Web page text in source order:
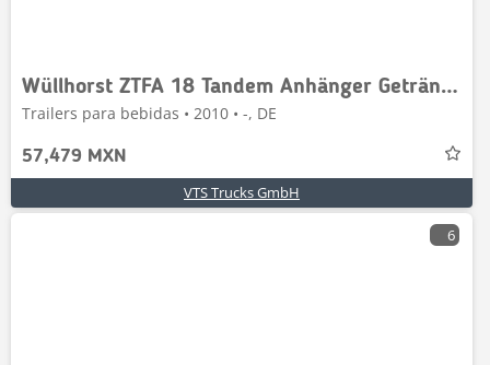
Wüllhorst ZTFA 18 Tandem Anhänger Getränke
Trailers para bebidas • 2010 • -, DE
57,479 MXN
VTS Trucks GmbH
6